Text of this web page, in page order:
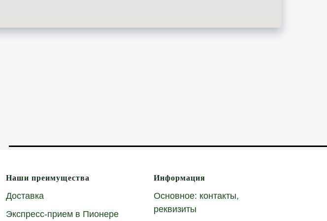
Наши преимущества
Доставка
Экспресс-прием в Пионере
Информация
Основное: контакты,
реквизиты